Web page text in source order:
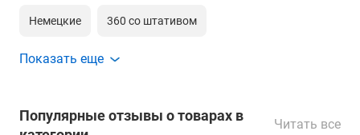
например,
удастся. В таком случае, вкручивая шурупы, вам
лазерный луч. Также можно сделать отметку на отвертке.
Немецкие 360 со штативом
360 градусов 4д зеленый луч
Показать еще
Популярные отзывы о товарах в
Читать все